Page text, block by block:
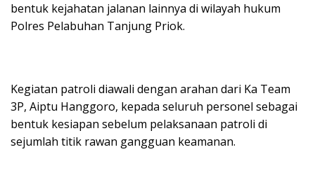
bentuk kejahatan jalanan lainnya di wilayah hukum
Polres Pelabuhan Tanjung Priok.
Kegiatan patroli diawali dengan arahan dari Ka Team
3P, Aiptu Hanggoro, kepada seluruh personel sebagai
bentuk kesiapan sebelum pelaksanaan patroli di
sejumlah titik rawan gangguan keamanan.